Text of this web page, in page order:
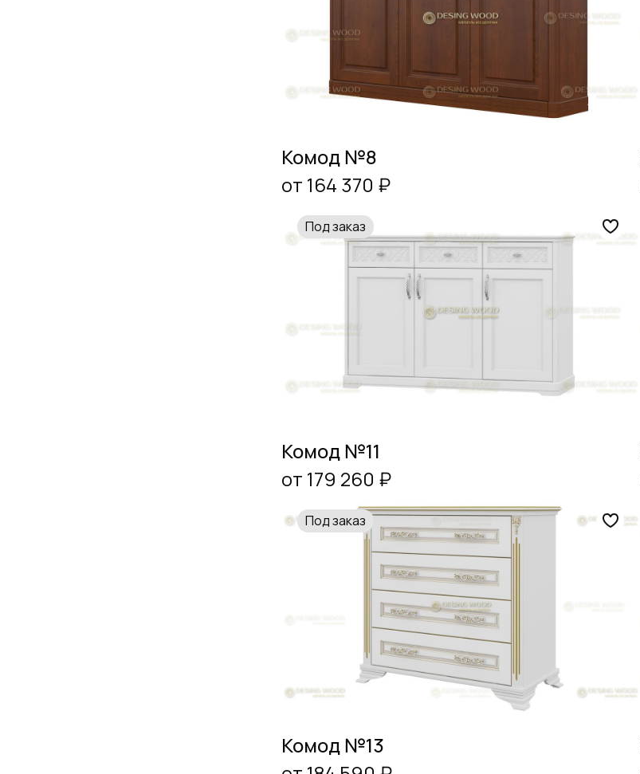
Комод №8
от 164 370 ₽
Под заказ
Комод №11
от 179 260 ₽
Под заказ
Комод №13